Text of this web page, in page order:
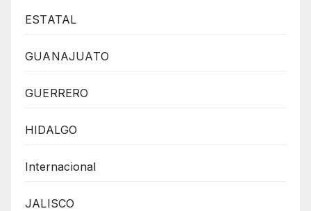
ESTATAL
GUANAJUATO
GUERRERO
HIDALGO
Internacional
JALISCO